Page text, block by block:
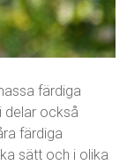
färdiga
delar också
färdiga
sätt och i olika